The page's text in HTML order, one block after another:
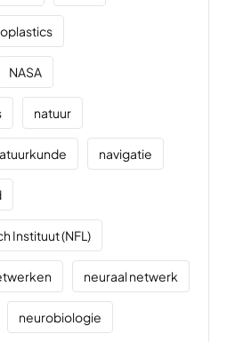
NASA
natuur
navigatie
Instituut (NFL)
neuraal netwerk
neurobiologie